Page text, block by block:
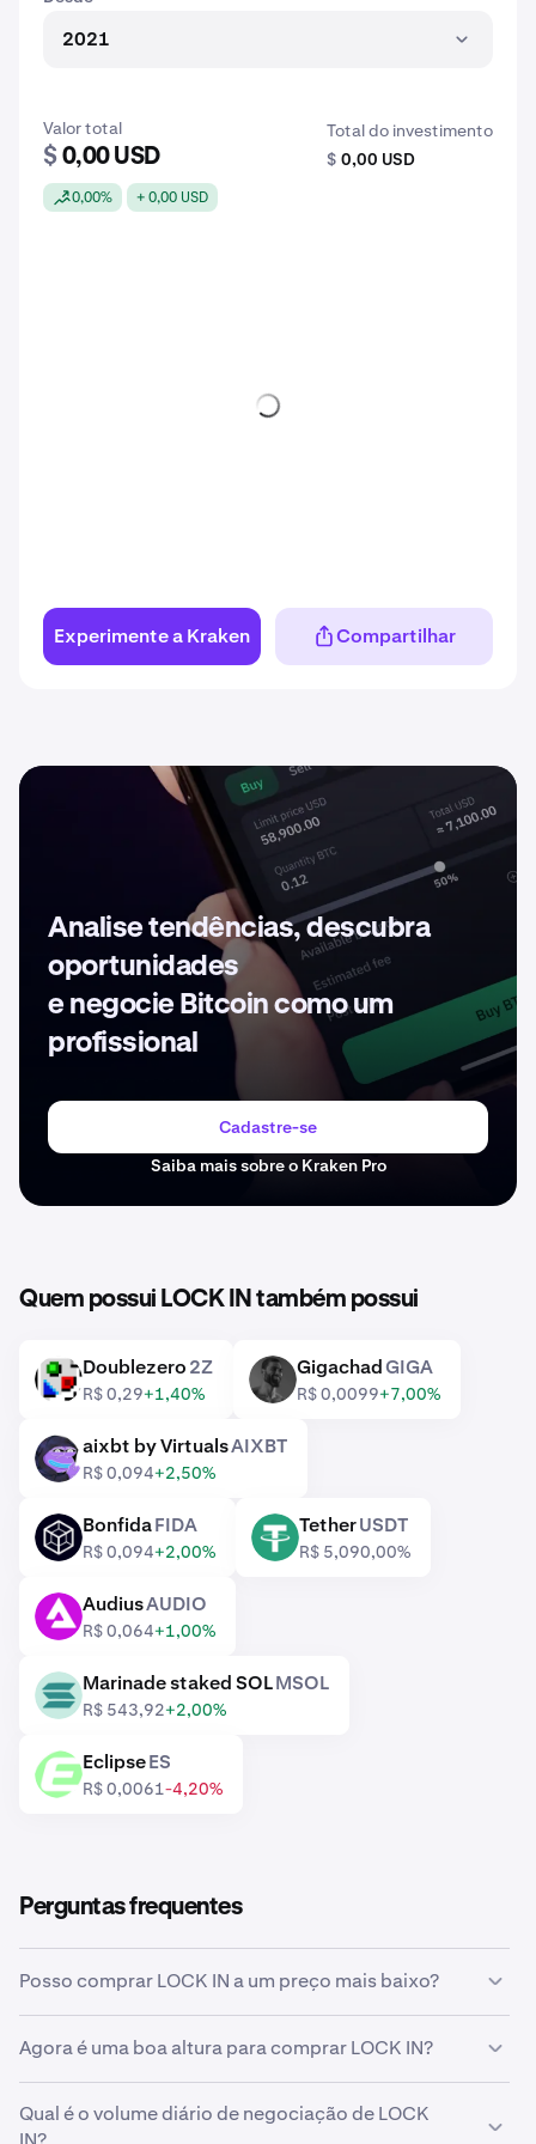
2021
Valor total
$ 0,00 USD
0,00% + 0,00 USD
Total do investimento
$ 0,00 USD
Experimente a Kraken Compartilhar
Analise tendências, descubra
oportunidades
e negocie Bitcoin como um
profissional
Cadastre-se
Saiba mais sobre o Kraken Pro
Quem possui LOCK IN também possui
2Z Doublezero2Z
R$ 0,29+1,40%
GIGA GigachadGIGA
R$ 0,0099+7,00%
AIXBT aixbt by VirtualsAIXBT
R$ 0,094+2,50%
FIDA BonfidaFIDA
R$ 0,094+2,00%
USDT TetherUSDT
R$ 5,090,00%
AUDIO AudiusAUDIO
R$ 0,064+1,00%
MSOL Marinade staked SOLMSOL
R$ 543,92+2,00%
ES EclipseES
R$ 0,0061-4,20%
Perguntas frequentes
Posso comprar LOCK IN a um preço mais baixo?
comprar automaticamente LOCK IN se o preço baixar.
Agora é uma boa altura para comprar LOCK IN?
desafiador, e é por isso que muitos investidores optam
Qual é o volume diário de negociação de LOCK